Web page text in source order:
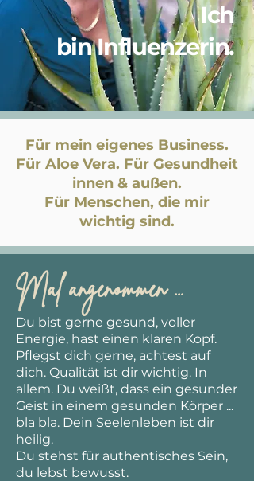
Ich
binInfluenzerin.
Für mein eigenes Business.
Für Aloe Vera. Für Gesundheit
innen & außen.
Für Menschen, die mir
wichtig sind.
Mal angenommen ...
Du bist gerne gesund, voller
Energie, hast einen klaren Kopf.
Pflegst dich gerne, achtest auf
dich. Qualität ist dir wichtig. In
allem. Du weißt, dass ein gesunder
Geist in einem gesunden Körper ...
bla bla. Dein Seelenleben ist dir
heilig.
Du stehst für authentisches Sein,
du lebst bewusst.